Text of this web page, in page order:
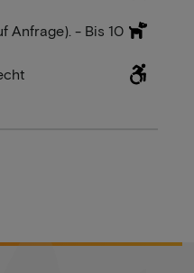
Anfrage). - Bis 10